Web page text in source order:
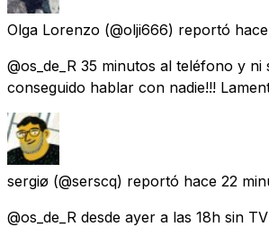
Olga Lorenzo (@olji666) reportó
@os_de_R 35 minutos al teléfono y ni
conseguido hablar con nadie!!!
sergiø (@serscq) reportó hace 22
@os_de_R desde ayer a las 18h sin